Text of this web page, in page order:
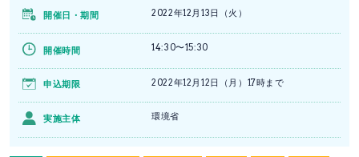
開催日・期間 2022年12月13日（火）
開催時間 14:30〜15:30
申込期限 2022年12月12日（月）17時まで
実施主体 環境省